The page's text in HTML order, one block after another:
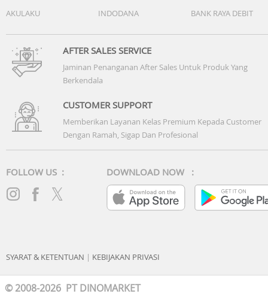
AKULAKU
INDODANA BANK RAYA DEBIT
AFTER SALES SERVICE
Jaminan Penanganan After Sales Untuk Produk Yang
Berkendala
CUSTOMER SUPPORT
Memberikan Layanan Kelas Premium Kepada Customer
Dengan Ramah, Sigap Dan Profesional
FOLLOW US : DOWNLOAD NOW :
SYARAT & KETENTUAN | KEBIJAKAN PRIVASI
© 2008-2026 PT DINOMARKET